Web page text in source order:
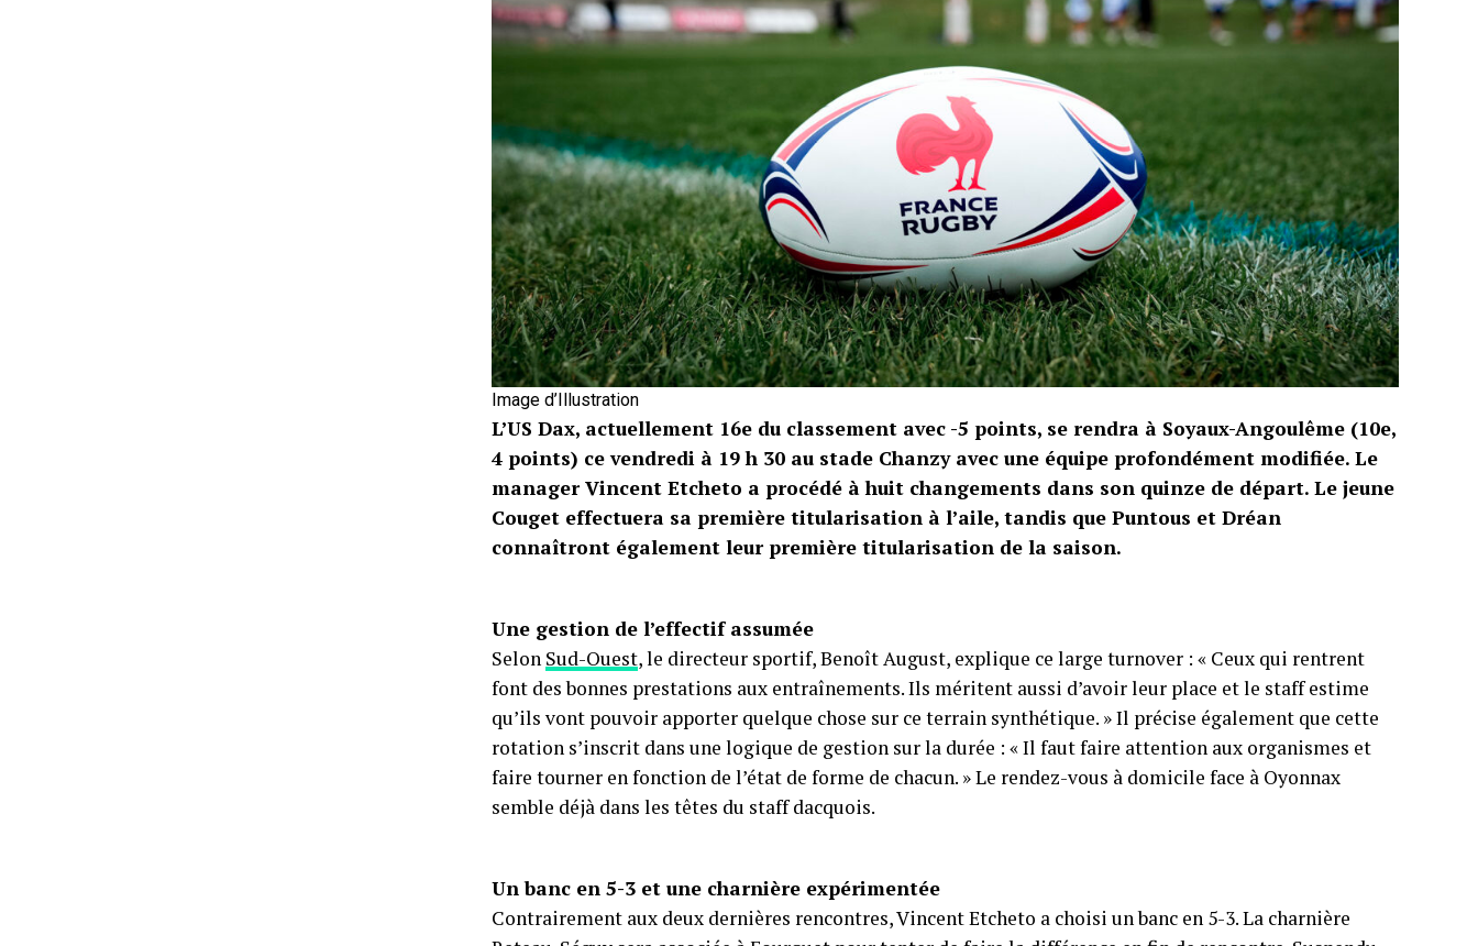
Image d’Illustration
L’US Dax, actuellement 16e du classement avec -5 points, se rendra à Soyaux-Angoulême (10e,
4 points) ce vendredi à 19 h 30 au stade Chanzy avec une équipe profondément modifiée. Le
manager Vincent Etcheto a procédé à huit changements dans son quinze de départ. Le jeune
Couget effectuera sa première titularisation à l’aile, tandis que Puntous et Dréan
connaîtront également leur première titularisation de la saison.
Une gestion de l’effectif assumée
Selon Sud-Ouest, le directeur sportif, Benoît August, explique ce large turnover : « Ceux qui rentrent
font des bonnes prestations aux entraînements. Ils méritent aussi d’avoir leur place et le staff estime
qu’ils vont pouvoir apporter quelque chose sur ce terrain synthétique. » Il précise également que cette
rotation s’inscrit dans une logique de gestion sur la durée : « Il faut faire attention aux organismes et
faire tourner en fonction de l’état de forme de chacun. » Le rendez-vous à domicile face à Oyonnax
semble déjà dans les têtes du staff dacquois.
Un banc en 5-3 et une charnière expérimentée
Contrairement aux deux dernières rencontres, Vincent Etcheto a choisi un banc en 5-3. La charnière